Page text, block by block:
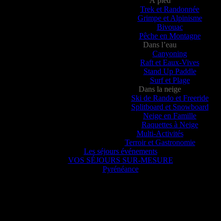
Trek et Randonnée
Grimpe et Alpinisme
Bivouac
Pêche en Montagne
Dans l’eau
Canyoning
Raft et Eaux-Vives
Stand Up Paddle
Surf et Plage
Dans la neige
Ski de Rando et Freeride
Splitboard et Snowboard
Neige en Famille
Raquettes à Neige
Multi-Activités
Terroir et Gastronomie
Les séjours événements
VOS SÉJOURS SUR-MESURE
Pyrénéance